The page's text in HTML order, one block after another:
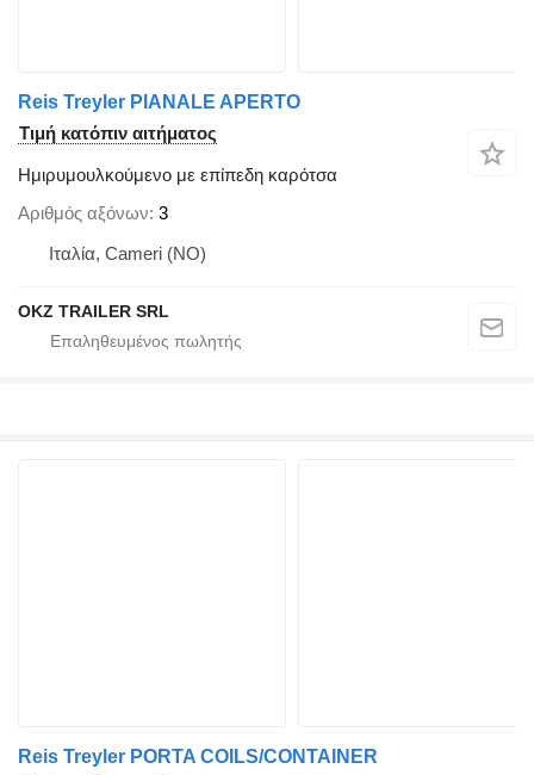
Reis Treyler PIANALE APERTO
Τιμή κατόπιν αιτήματος
Ημιρυμουλκούμενο με επίπεδη καρότσα
Αριθμός αξόνων 3
Ιταλία, Cameri (NO)
OKZ TRAILER SRL
Reis Treyler PORTA COILS/CONTAINER